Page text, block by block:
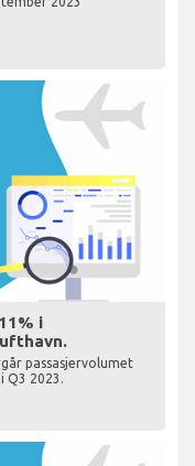
i
passasjervolumet
Q3 2023.